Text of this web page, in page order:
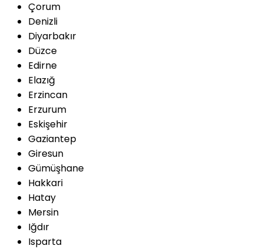
Çorum
Denizli
Diyarbakır
Düzce
Edirne
Elazığ
Erzincan
Erzurum
Eskişehir
Gaziantep
Giresun
Gümüşhane
Hakkari
Hatay
Mersin
Iğdır
Isparta